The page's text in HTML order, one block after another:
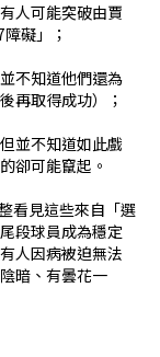
人可能突破由賈
礙」；
不知道他們還為
再取得成功）；
並不知道如此戲
卻可能竄起。
看見這些來自「選
段球員成為穩定
人因病被迫無法
暗、有曇花一